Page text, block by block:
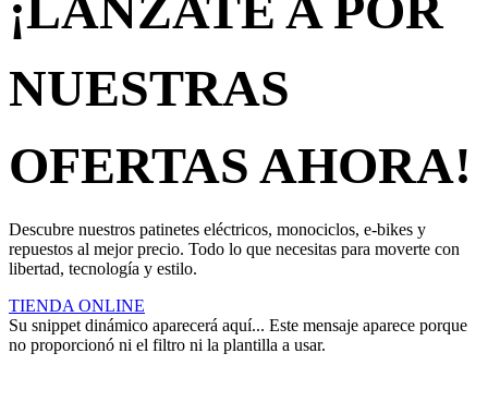
NUESTRAS
OFERTAS AHORA!
Descubre nuestros patinetes eléctricos, monociclos, e-bikes y
repuestos al mejor precio. Todo lo que necesitas para moverte con
libertad, tecnología y estilo.
TIENDA ONLINE
Su snippet dinámico aparecerá aquí... Este mensaje aparece porque
no proporcionó ni el filtro ni la plantilla a usar.